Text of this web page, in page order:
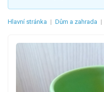
Hlavní stránka | Dům a zahrada |